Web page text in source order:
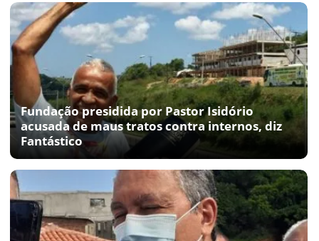
Fundação presidida por Pastor Isidório
acusada de maus tratos contra internos, diz
Fantástico